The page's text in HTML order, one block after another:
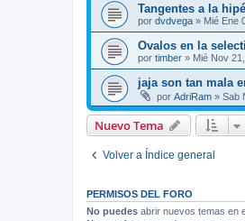
Tangentes a la
por dvdvega » Mié Ene
Ovalos en la
por timber » Mié Nov
jaja son tan mala
por AdriRam » Sab
Nuevo Tema
Volver a Índice general
PERMISOS DEL FORO
No puedes abrir nuevos temas en